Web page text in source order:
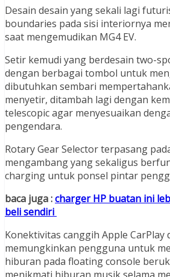
Desain desain yang sekali lagi
boundaries pada sisi interiornya
saat mengemudikan MG4 EV.
Setir kemudi yang berdesain two-
dengan berbagai tombol untuk
dibutuhkan sembari
menyetir, ditambah lagi dengan
telescopic agar menyesuaikan
pengendara.
Rotary Gear Selector terpasang
mengambang yang sekaligus
charging untuk ponsel pintar
baca juga :charger HP buatan ini
beli sendiri
Konektivitas canggih Apple CarPlay
memungkinkan pengguna untuk
hiburan pada floating console